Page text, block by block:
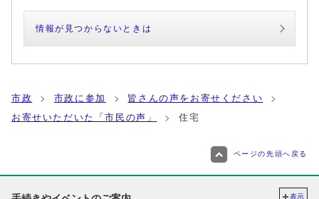
情報が見つからないときは
市政 市政に参加
皆さんの声をお寄せください
お寄せいただいた「市民の声」
住宅
ページの先頭へ戻る
表示